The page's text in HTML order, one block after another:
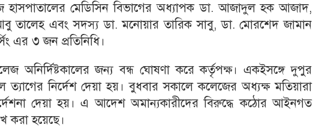
হাসপাতালের মেডিসিন বিভাগের অধ্যাপক ডা. আজাদুল হক আজাদ,
তালেহ এবং সদস্য ডা. মনোয়ার তারিক সাবু, ডা. মোরশেদ জামান
এর ৩ জন প্রতিনিধি।
অনির্দিষ্টকালের জন্য বন্ধ ঘোষণা করে কর্তৃপক্ষ। একইসঙ্গে দুপুর
ত্যাগের নির্দেশ দেয়া হয়। বুধবার সকালে কলেজের অধ্যক্ষ মতিয়ারা
দেয়া হয়। এ আদেশ অমান্যকারীদের বিরুদ্ধে কঠোর আইনগত
করা হয়েছে।